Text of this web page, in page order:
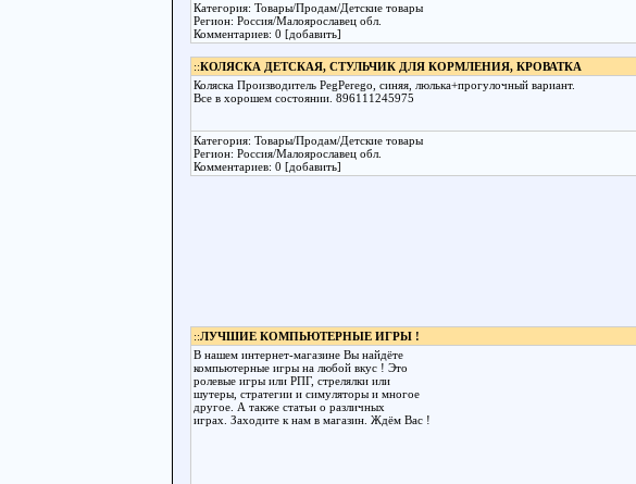
Категория: Товары/Продам/Детские товары
Регион: Россия/Малоярославец обл.
Комментариев: 0 [добавить]
::КОЛЯСКА ДЕТСКАЯ, СТУЛЬЧИК ДЛЯ КОРМЛЕНИЯ, КРОВАТКА
Коляска Производитель PegPerego, синяя, люлька+прогулочный вариант.
Все в хорошем состоянии. 896111245975
Категория: Товары/Продам/Детские товары
Регион: Россия/Малоярославец обл.
Комментариев: 0 [добавить]
::ЛУЧШИЕ КОМПЬЮТЕРНЫЕ ИГРЫ !
В нашем интернет-магазине Вы найдёте
компьютерные игры на любой вкус ! Это
ролевые игры или РПГ, стрелялки или
шутеры, стратегии и симуляторы и многое
другое. А также статьи о различных
играх. Заходите к нам в магазин. Ждём Вас !